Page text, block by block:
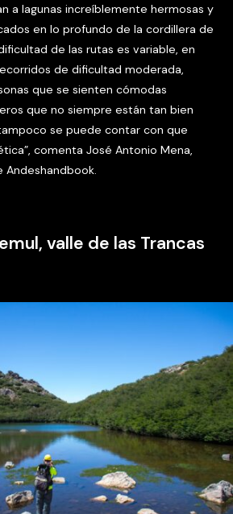
a lagunas increíblemente hermosas y
en lo profundo de la cordillera de
de las rutas es variable, en
de dificultad moderada,
que se sienten cómodas
que no siempre están tan bien
se puede contar con que
comenta José Antonio Mena,
valle de las Trancas